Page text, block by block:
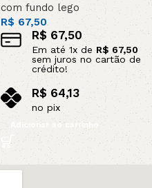
com fundo lego
R$67,50
R$ 67,50
Em até1x deR$ 67,50
sem juros no cartão de
crédito!
R$64,13
no pix
Adicionar ao carrinho